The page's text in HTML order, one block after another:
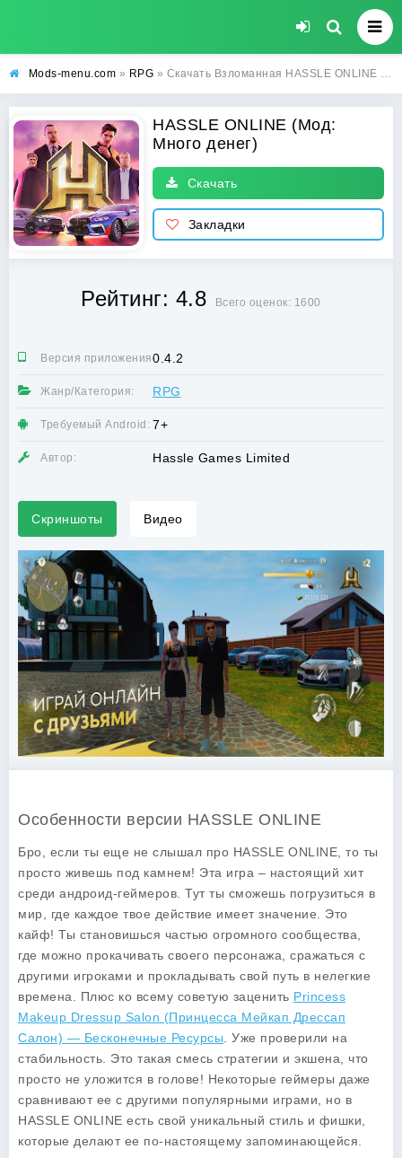
Mods-menu.com » RPG » Скачать Взломанная HASSLE ONLINE на Андроид бесплатно (Много денег)
HASSLE ONLINE (Мод:
Много денег)
Скачать
Закладки
Рейтинг: 4.8 Всего оценок: 1600
Версия приложения:0.4.2
Жанр/Категория: RPG
Требуемый Android: 7+
Автор: Hassle Games Limited
Скриншоты Видео
Особенности версии HASSLE ONLINE
Бро, если ты еще не слышал про HASSLE ONLINE, то ты
просто живешь под камнем! Эта игра – настоящий хит
среди андроид-геймеров. Тут ты сможешь погрузиться в
мир, где каждое твое действие имеет значение. Это
кайф! Ты становишься частью огромного сообщества,
где можно прокачивать своего персонажа, сражаться с
другими игроками и прокладывать свой путь в нелегкие
времена. Плюс ко всему советую заценить Princess
Makeup Dressup Salon (Принцесса Мейкап Дрессап
Салон) — Бесконечные Ресурсы . Уже проверили на
стабильность. Это такая смесь стратегии и экшена, что
просто не уложится в голове! Некоторые геймеры даже
сравнивают ее с другими популярными играми, но в
HASSLE ONLINE есть свой уникальный стиль и фишки,
которые делают ее по-настоящему запоминающейся.